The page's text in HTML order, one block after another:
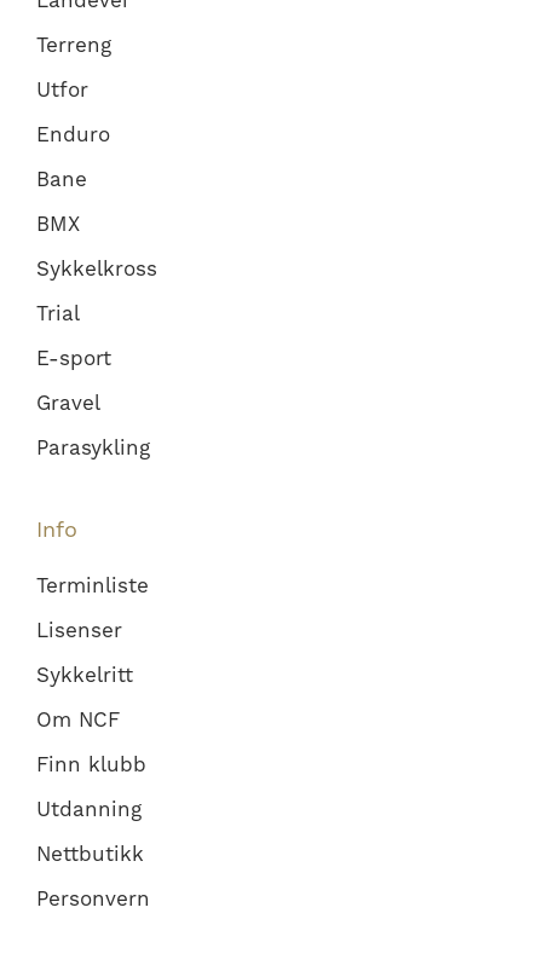
Terreng
Utfor
Enduro
Bane
BMX
Sykkelkross
Trial
E-sport
Gravel
Parasykling
Info
Terminliste
Lisenser
Sykkelritt
Om NCF
Finn klubb
Utdanning
Nettbutikk
Personvern